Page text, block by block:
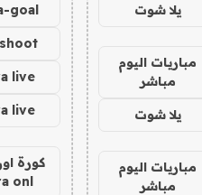
يلا شوت
مباريات اليوم
مباشر
يلا شوت
مباريات اليوم
مباشر
goal
live
live
كورة
onl